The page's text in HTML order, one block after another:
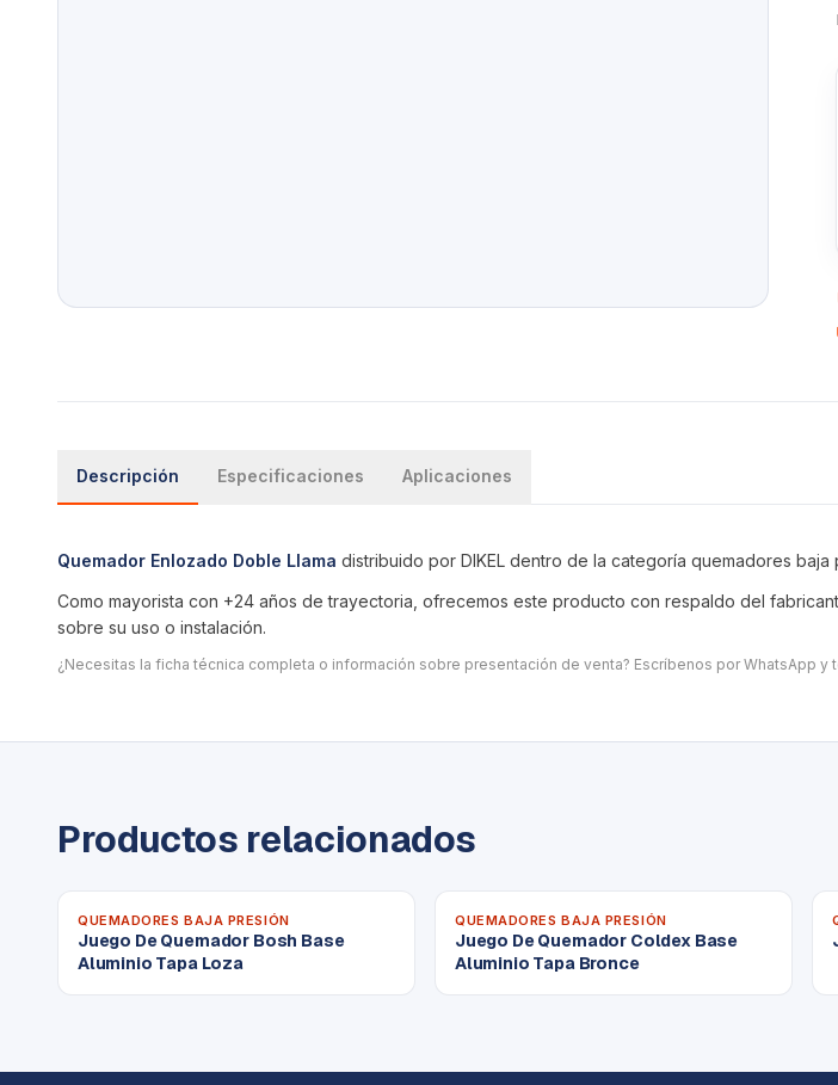
Descripción Especificaciones Aplicaciones
Quemador Enlozado Doble Llama distribuido por DIKEL dentro de la categoría quemadores baja
Como mayorista con +24 años de trayectoria, ofrecemos este producto con respaldo del
sobre su uso o instalación.
¿Necesitas la ficha técnica completa o información sobre presentación de venta? Escríbenos por WhatsApp y
Productos relacionados
QUEMADORES BAJA PRESIÓN
Juego De Quemador Bosh Base
Aluminio Tapa Loza
QUEMADORES BAJA PRESIÓN
Juego De Quemador Coldex Base
Aluminio Tapa Bronce